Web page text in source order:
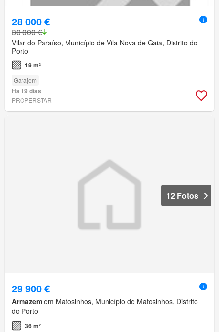
28 000 €
30 000 €
Vilar do Paraíso, Município de Vila Nova de Gaia, Distrito do
Porto
19 m²
Garajem
Há 19 dias
PROPERSTAR
12 Fotos
29 900 €
Armazem em Matosinhos, Município de Matosinhos, Distrito
do Porto
36 m²